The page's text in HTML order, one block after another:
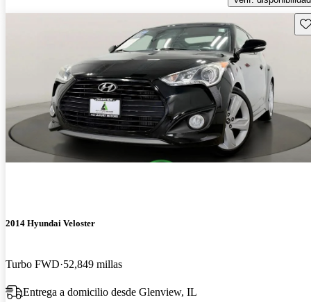
2014 Hyundai Veloster
Turbo FWD 52,849 millas
Entrega a domicilio desde Glenview, IL